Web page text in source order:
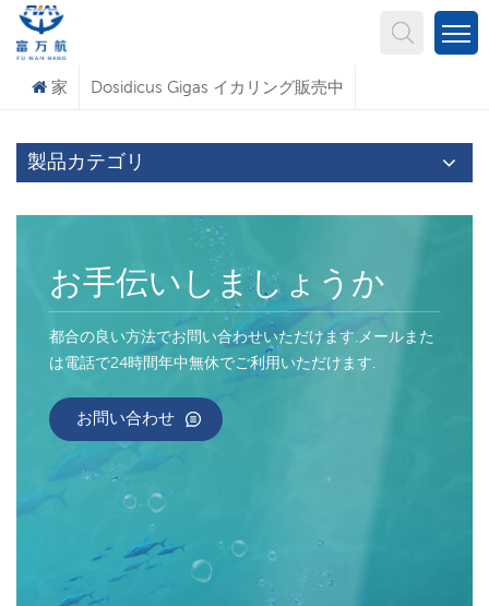
家 Dosidicus Gigas イカリング販売中
製品カテゴリ
お手伝いしましょうか
都合の良い方法でお問い合わせいただけます.メールまた
は電話で24時間年中無休でご利用いただけます.
お問い合わせ